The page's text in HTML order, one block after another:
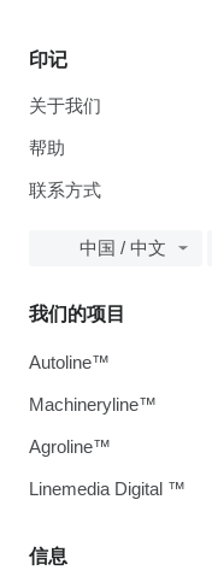
印记
关于我们
帮助
联系方式
中国 / 中文
信息
我们的项目
Autoline™
Machineryline™
Agroline™
Linemedia Digital ™